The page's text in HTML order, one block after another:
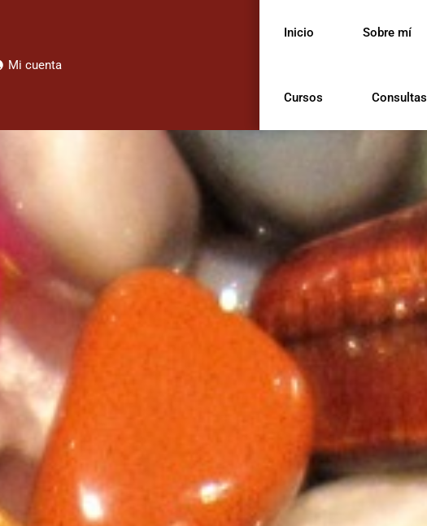
Mi cuenta
Inicio Sobre mí
Cursos Consultas